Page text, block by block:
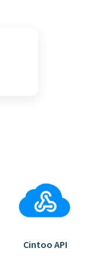
Cintoo API